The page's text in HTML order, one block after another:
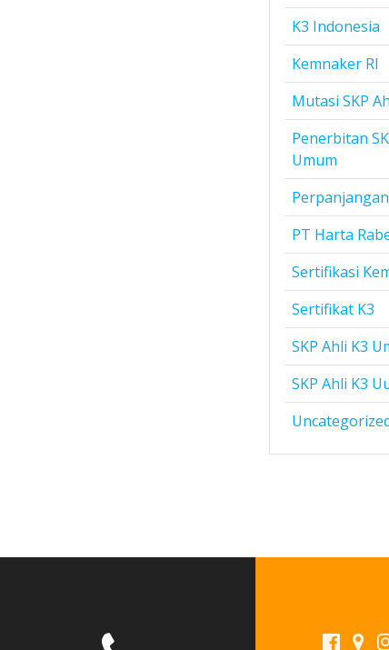
K3 Indonesia
Kemnaker RI
Mutasi SKP
Penerbitan
Umum
Perpanjangan
PT Harta
Sertifikasi
Sertifikat K3
SKP Ahli K3
SKP Ahli K3